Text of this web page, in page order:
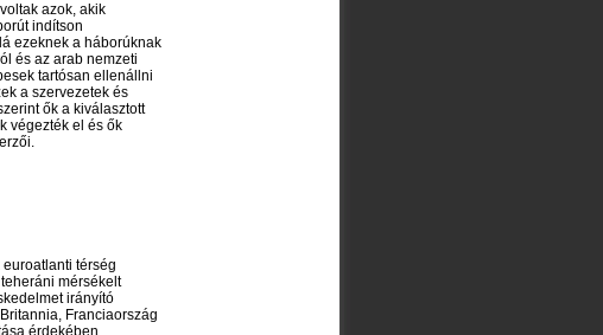
azok, akik
indítson
ezeknek a háborúknak
és az arab nemzeti
tartósan ellenállni
a szervezetek és
ők a kiválasztott
végezték el és ők
térség
mérsékelt
irányító
Franciaország
érdekében.